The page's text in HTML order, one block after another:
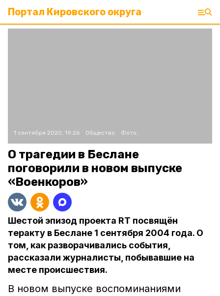
Портал Кировского округа
1 сентября 2020, 19:26 Общество Фото:
О трагедии в Беслане
поговорили в новом выпуске
«Военкоров»
Шестой эпизод проекта RT посвящён
теракту в Беслане 1 сентября 2004 года. О
том, как разворачивались события,
рассказали журналисты, побывавшие на
месте происшествия.
В новом выпуске воспоминаниями